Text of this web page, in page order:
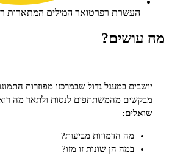
רפרטואר המילים המתארות רגש
במעגל גדול שבמרכזו מפוזרות התמונות שבנספח.
מהמשתתפים לנסות ולתאר מה רואים בתמונות.
מה הדמויות מביעות?
במה הן שונות זו מזו?